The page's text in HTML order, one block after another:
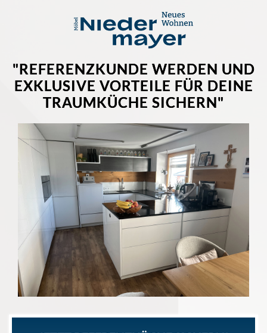
"REFERENZKUNDE WERDEN UND
EXKLUSIVE VORTEILE FÜR DEINE
TRAUMKÜCHE SICHERN"